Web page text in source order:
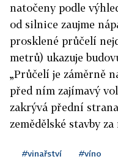
natočeny podle
od silnice zaujme
prosklené průčelí
metrů) ukazuje
„Průčelí je záměrně
před ním zajímavý
zakrývá přední
zemědělské stavby
#vinařství #víno